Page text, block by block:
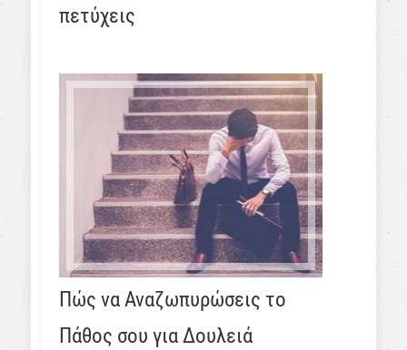
πετύχεις
Πώς να Αναζωπυρώσεις το
Πάθος σου για Δουλειά